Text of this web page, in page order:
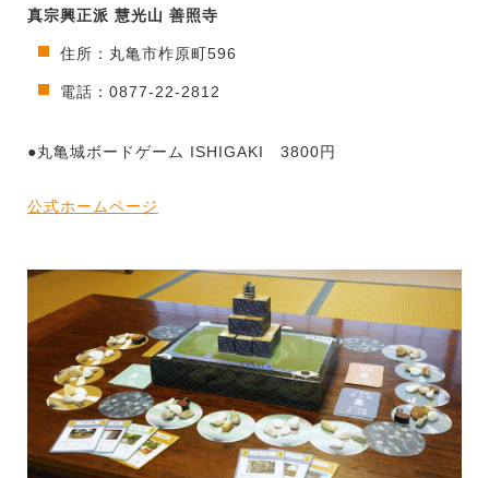
真宗興正派 慧光山 善照寺
住所：丸亀市柞原町596
電話：0877-22-2812
●丸亀城ボードゲーム ISHIGAKI 3800円
公式ホームページ